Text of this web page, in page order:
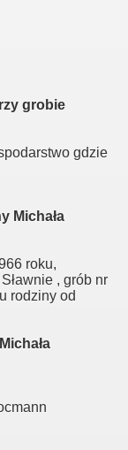
grobie
gdzie
Michała
roku,
, grób nr
rodziny od